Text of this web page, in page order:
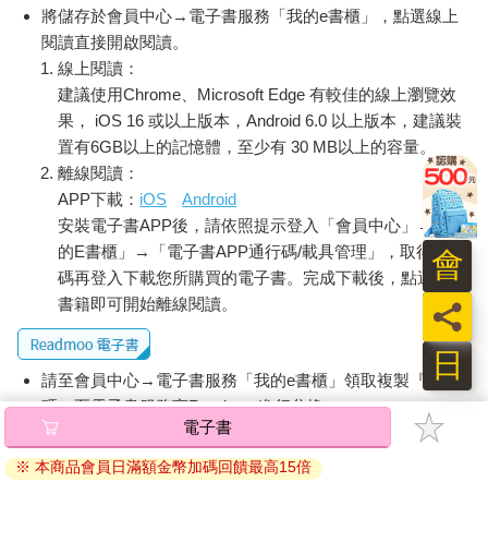
帶來基本的破壞，也會讓性別議題成為無所不在的對立談資。
他們的改變、法令的改變、社會的改變、我們的改變，性別這個
議題，永遠都會變，只有這個是不會改變的。
你歡迎他們回來嗎？
二○二四年十一月底，在台灣矯正機構中的五九五一六名收容人，
如果沒有意外或更新的法律詮釋，或快或慢，最後都會回到社
會，回到我們身邊，成為社會上完全無法識別的一個普羅之人。
你歡迎他們回來嗎？在這個問題之前，需要了解的是，你知道他
們一定會回來嗎？你準備好他們回來了嗎？
這是社會大眾的視角與思維。
但是，更重要的事情是，這些因為犯罪行為被收容的人們，他們
準備好回來了嗎？他們怎麼看待自己終將回歸社會這個事實？
因為擔任犯罪防治系老師的因緣，我有了比大家更多的機會實際
接觸到犯罪收容人以及更生人，甚至與他們成了朋友。
「老師，你不害怕他們嗎？這些壞人有什麼值得研究的？」這個
問題又出現在我腦海中。
我害不害怕？說實話，不可能完全不怕。我的高敏感人格特質，
讓我在面對這些因案入獄的犯罪人時，多少有著擔心甚至是無來
由的懼怕。
將儲存於會員中心→電子書服務「我的e書櫃」，點選線上
閱讀直接開啟閱讀。
線上閱讀：
建議使用Chrome、Microsoft Edge 有較佳的線上瀏覽效
果， iOS 16 或以上版本，Android 6.0 以上版本，建議裝
置有6GB以上的記憶體，至少有 30 MB以上的容量。
離線閱讀：
APP下載： iOS
Android
安裝電子書APP後，請依照提示登入「會員中心」→「我
的E書櫃」→「電子書APP通行碼/載具管理」，取得通行
碼再登入下載您所購買的電子書。完成下載後，點選任一
書籍即可開始離線閱讀。
請至會員中心→電子書服務「我的e書櫃」領取複製『兌換
碼』至電子書服務商Readmoo進行兌換。
退換貨須知：
因版權保護，您在金石堂所購買的電子書僅能以金石堂專屬
電子書
※ 本商品會員日滿額金幣加碼回饋最高15倍
日
員
會